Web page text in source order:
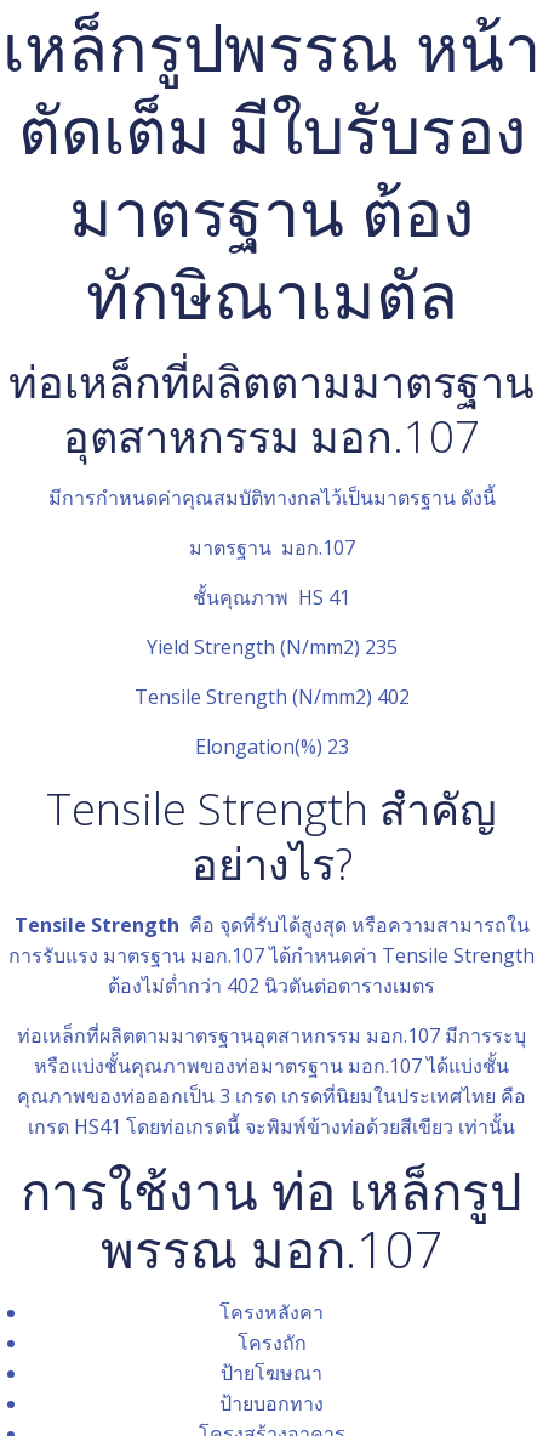
เหล็กรูปพรรณ หน้า
ตัดเต็ม มีใบรับรอง
มาตรฐาน ต้อง
ทักษิณาเมตัล
ท่อเหล็กที่ผลิตตามมาตรฐาน
อุตสาหกรรม มอก.107
มีการกำหนดค่าคุณสมบัติทางกลไว้เป็นมาตรฐาน ดังนี้
มาตรฐาน มอก.107
ชั้นคุณภาพ HS 41
Yield Strength (N/mm2) 235
Tensile Strength (N/mm2) 402
Elongation(%) 23
Tensile Strength สำคัญ
อย่างไร?
Tensile Strength คือ จุดที่รับได้สูงสุด หรือความสามารถใน
การรับแรง มาตรฐาน มอก.107 ได้กำหนดค่า Tensile Strength
ต้องไม่ต่ำกว่า 402 นิวตันต่อตารางเมตร
ท่อเหล็กที่ผลิตตามมาตรฐานอุตสาหกรรม มอก.107 มีการระบุ
หรือแบ่งชั้นคุณภาพของท่อมาตรฐาน มอก.107 ได้แบ่งชั้น
คุณภาพของท่อออกเป็น 3 เกรด เกรดที่นิยมในประเทศไทย คือ
เกรด HS41 โดยท่อเกรดนี้ จะพิมพ์ข้างท่อด้วยสีเขียว เท่านั้น
การใช้งาน ท่อ เหล็กรูป
พรรณ มอก.107
โครงหลังคา
โครงถัก
ป้ายโฆษณา
ป้ายบอกทาง